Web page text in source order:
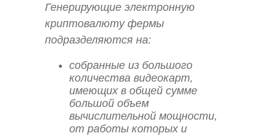
Генерирующие электронную
криптовалюту фермы
подразделяются на:
собранные из большого
количества видеокарт,
имеющих в общей сумме
большой объем
вычислительной мощности,
от работы которых и